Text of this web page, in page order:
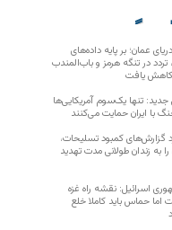
دیگر
عمان؛ بر پایه داده‌های
تردد در تنگه هرمز و باب‌المندب
یافت
تنها یک‌سوم آمریکایی‌ها
با ایران حمایت می‌کنند
گزارش‌های کمبود تسلیحات،
به زندان طولانی مدت تهدید
اسرائیل: نقشه راه غزه
حماس باید کاملا خلع